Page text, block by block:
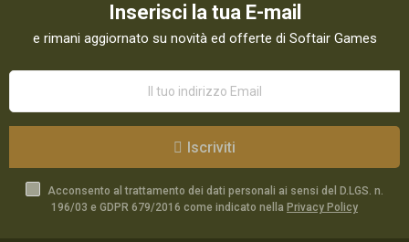
Inserisci la tua E-mail
e rimani aggiornato su novità ed offerte di Softair Games
Iscriviti
Acconsento al trattamento dei dati personali ai sensi del D.LGS. n.
196/03 e GDPR 679/2016 come indicato nella Privacy Policy